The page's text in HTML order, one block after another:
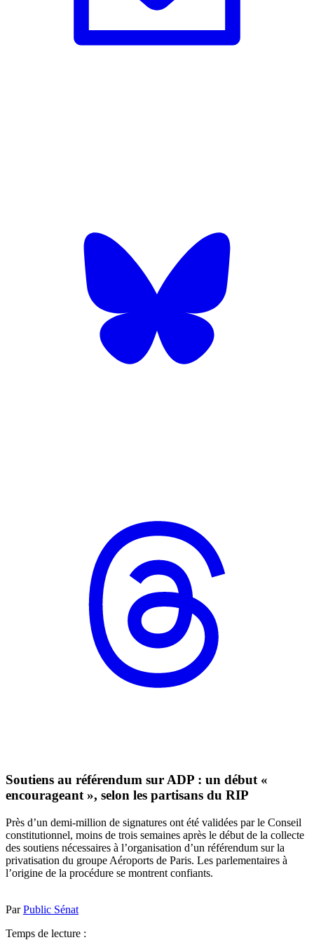
Soutiens au référendum sur ADP : un début «
encourageant », selon les partisans du RIP
Près d’un demi-million de signatures ont été validées par le Conseil
constitutionnel, moins de trois semaines après le début de la collecte
des soutiens nécessaires à l’organisation d’un référendum sur la
privatisation du groupe Aéroports de Paris. Les parlementaires à
l’origine de la procédure se montrent confiants.
ParPublic Sénat
Temps de lecture :